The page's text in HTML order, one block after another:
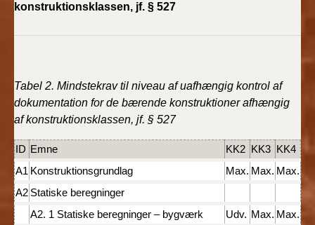
2021)
BR18 (1/7-31/12
2020)
BR18 (10/3-30/6
2020)
konstruktionsklassen, jf. § 527
Tabel 2. Mindstekrav til niveau af uafhængig kontrol af
dokumentation for de bærende konstruktioner afhængig
af konstruktionsklassen, jf. § 527
ID Emne KK2 KK3 KK4
A1 Konstruktionsgrundlag Max. Max. Max.
A2 Statiske beregninger
A2. 1 Statiske beregninger – bygværk
Udv. Max. Max.